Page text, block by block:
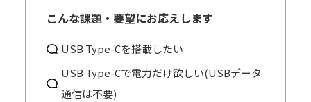
こんな課題・要望にお応えします
USB Type-Cを搭載したい
USB Type-Cで電力だけ欲しい(USBデータ
通信は不要)